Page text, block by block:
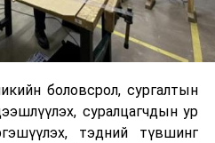
боловсрол, сургалтын
суралцагчдын ур
тэдний түвшинг